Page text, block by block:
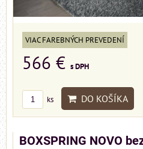
VIAC FAREBNÝCH PREVEDENÍ
566 € s DPH
ks DO KOŠÍKA
BOXSPRING NOVO